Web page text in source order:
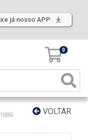
já nosso APP
0
VOLTAR